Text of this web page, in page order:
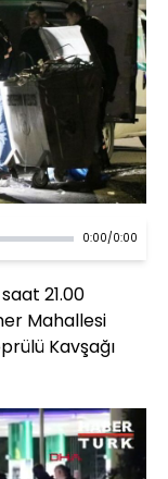
0:00/0:00
21.00
Mahallesi
Kavşağı